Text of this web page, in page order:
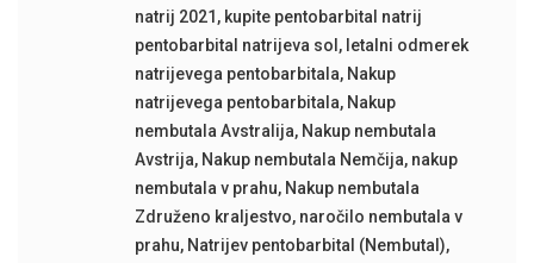
natrij 2021 , kupite pentobarbital natrij
pentobarbital natrijeva sol , letalni odmerek
natrijevega pentobarbitala, Nakup
natrijevega pentobarbitala, Nakup
nembutala Avstralija, Nakup nembutala
Avstrija, Nakup nembutala Nemčija, nakup
nembutala v prahu, Nakup nembutala
Združeno kraljestvo, naročilo nembutala v
prahu, Natrijev pentobarbital (Nembutal),